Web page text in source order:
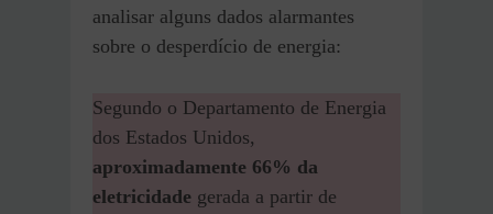
analisar alguns dados alarmantes
sobre o desperdício de energia:
Segundo o Departamento de Energia
dos Estados Unidos,
aproximadamente 66% da
eletricidade gerada a partir de